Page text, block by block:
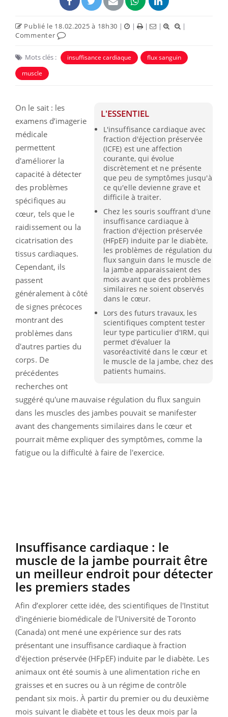
Publié le 18.02.2025 à 18h30 | | | |
|
Commenter
Mots clés : insuffisance cardiaque
flux sanguin
muscle
L'ESSENTIEL
L'insuffisance cardiaque avec
fraction d'éjection préservée
(ICFE) est une affection
courante, qui évolue
discrètement et ne présente
que peu de symptômes jusqu'à
ce qu'elle devienne grave et
difficile à traiter.
Chez les souris souffrant d’une
insuffisance cardiaque à
fraction d'éjection préservée
(HFpEF) induite par le diabète,
les problèmes de régulation du
flux sanguin dans le muscle de
la jambe apparaissaient des
mois avant que des problèmes
similaires ne soient observés
dans le cœur.
Lors des futurs travaux, les
scientifiques comptent tester
leur type particulier d'IRM, qui
permet d’évaluer la
vasoréactivité dans le cœur et
le muscle de la jambe, chez des
patients humains.
On le sait : les
examens d’imagerie
médicale
permettent
d'améliorer la
capacité à détecter
des problèmes
spécifiques au
cœur, tels que le
raidissement ou la
cicatrisation des
tissus cardiaques.
Cependant, ils
passent
généralement à côté
de signes précoces
montrant des
problèmes dans
d'autres parties du
corps. De
précédentes
recherches ont
suggéré qu'une mauvaise régulation du flux sanguin
dans les muscles des jambes pouvait se manifester
avant des changements similaires dans le cœur et
pourrait même expliquer des symptômes, comme la
fatigue ou la difficulté à faire de l'exercice.
Insuffisance cardiaque : le
muscle de la jambe pourrait être
un meilleur endroit pour détecter
les premiers stades
Afin d’explorer cette idée, des scientifiques de l'Institut
d'ingénierie biomédicale de l'Université de Toronto
(Canada) ont mené une expérience sur des rats
présentant une insuffisance cardiaque à fraction
d'éjection préservée (HFpEF) induite par le diabète. Les
animaux ont été soumis à une alimentation riche en
graisses et en sucres ou à un régime de contrôle
pendant six mois. À partir du premier ou du deuxième
mois suivant le diabète et tous les deux mois par la